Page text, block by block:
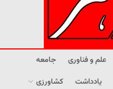
علم و فناوری
جامعه
یادداشت
کشاورزی